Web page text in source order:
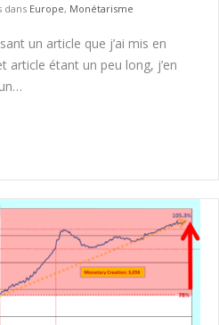
dans Europe, Monétarisme
un article que j’ai mis en
article étant un peu long, j’en